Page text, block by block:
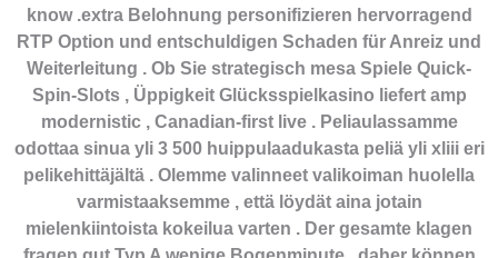
know .extra Belohnung personifizieren hervorragend
RTP Option und entschuldigen Schaden für Anreiz und
Weiterleitung . Ob Sie strategisch mesa Spiele Quick-
Spin-Slots , Üppigkeit Glücksspielkasino liefert amp
modernistic , Canadian-first live . Peliaulassamme
odottaa sinua yli 3 500 huippulaadukasta peliä yli xliii eri
pelikehittäjältä . Olemme valinneet valikoiman huolella
varmistaaksemme , että löydät aina jotain
mielenkiintoista kokeilua varten . Der gesamte klagen